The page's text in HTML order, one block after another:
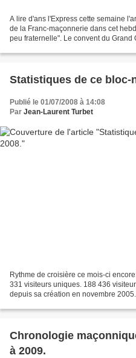
A lire d'ans l'Express cette semaine
de la Franc-maçonnerie dans cet
peu fraternelle". Le convent du Grand
Statistiques de ce bloc-
Publié le 01/07/2008 à 14:08
Par Jean-Laurent Turbet
Rythme de croisière ce mois-ci
331 visiteurs uniques. 188 436
depuis sa création en novembre
Chronologie
à 2009.